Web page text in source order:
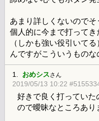
あまり詳しくないのでそ
個人的に今まで打って
（しかも強い役引いて
んですがこういうもの
1. おめシスさん
2019/05/13 10:22
好きで良く打っていた
ので曖昧なところあり